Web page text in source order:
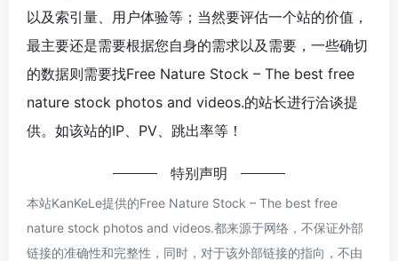
以及索引量、用户体验等；当然要评估一个站的价值，
最主要还是需要根据您自身的需求以及需要，一些确切
的数据则需要找Free Nature Stock – The best free
nature stock photos and videos.的站长进行洽谈提
供。如该站的IP、PV、跳出率等！
特别声明
本站KanKeLe提供的Free Nature Stock – The best free
nature stock photos and videos.都来源于网络，不保证外部
链接的准确性和完整性，同时，对于该外部链接的指向，不由